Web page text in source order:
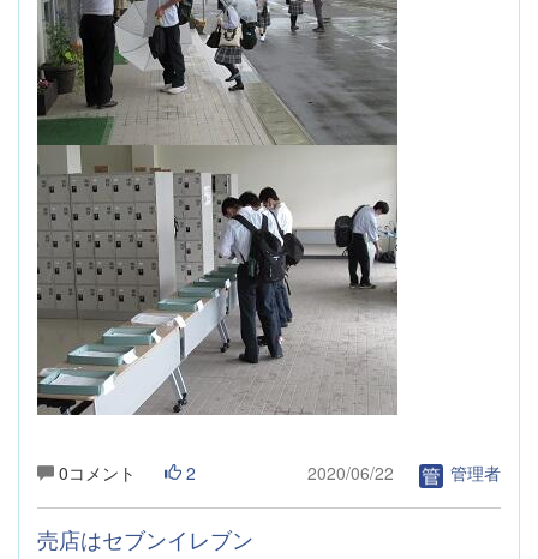
0コメント 2 2020/06/22 管理者
売店はセブンイレブン